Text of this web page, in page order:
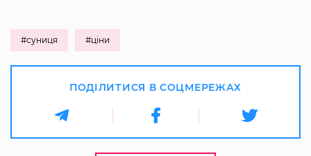
#суниця #ціни
ПОДІЛИТИСЯ В СОЦМЕРЕЖАХ